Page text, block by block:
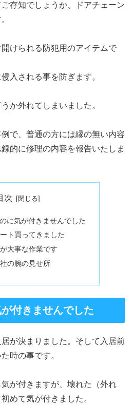
存知でしょうか、ドアチェーン
けられる防犯用のアイテムで
入される事を防ぎます。
か外れてしまいました。
で、普通の方には縁の無い内容
的に修理の内容を報告いたしま
次
に気が付きませんでした
ト買ってきました
大事な作業です
の腕の見せ所
付きませんでした
が決まりました。そして入居前
時の事です。
が付きますが、壊れた（外れ
めて気が付きました。